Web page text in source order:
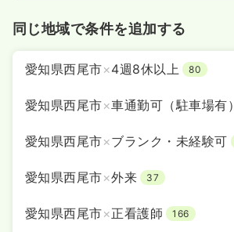
同じ地域で条件を追加する
愛知県西尾市×4週8休以上 80
愛知県西尾市×車通勤可（駐車場有）
愛知県西尾市×ブランク・未経験可
愛知県西尾市×外来 37
愛知県西尾市×正看護師 166